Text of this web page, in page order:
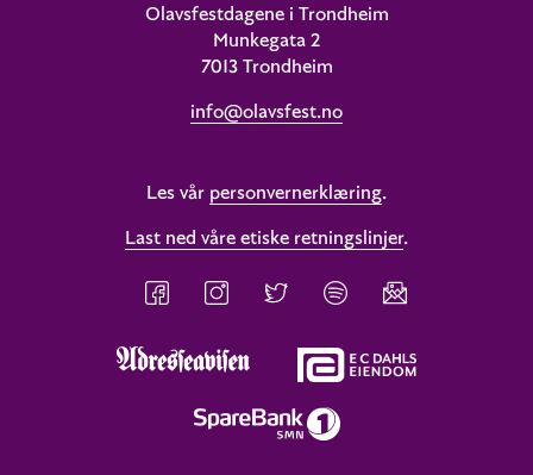
Olavsfestdagene i Trondheim
Munkegata 2
7013 Trondheim
info@olavsfest.no
Les vår personvernerklæring.
Last ned våre etiske retningslinjer.